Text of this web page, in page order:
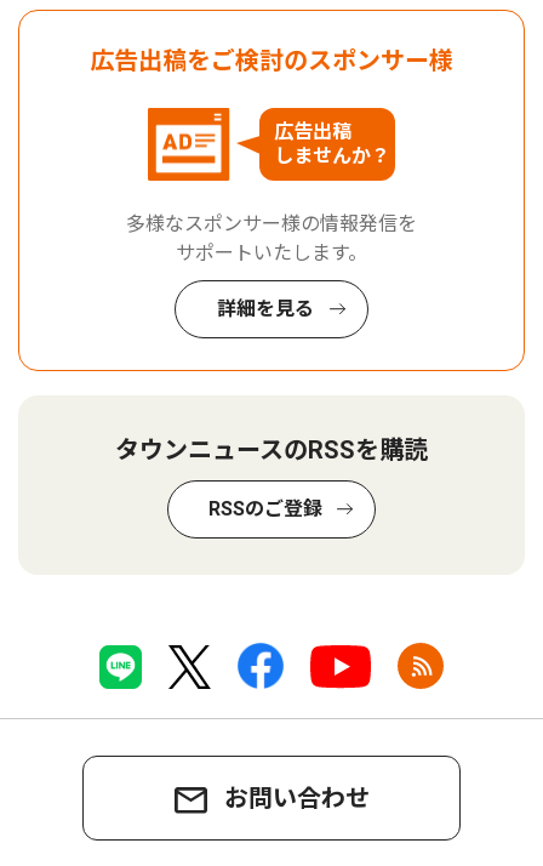
広告出稿をご検討のスポンサー様
広告出稿
しませんか？
多様なスポンサー様の情報発信を
サポートいたします。
詳細を見る
タウンニュースのRSSを購読
RSSのご登録
お問い合わせ